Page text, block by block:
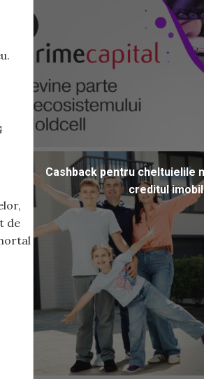
de
Cashback pentru cheltuielile
creditul